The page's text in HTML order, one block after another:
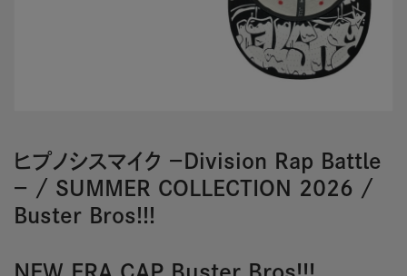
ヒプノシスマイク －Division Rap Battle
－ / SUMMER COLLECTION 2026 /
Buster Bros!!!
NEW ERA CAP Buster Bros!!!